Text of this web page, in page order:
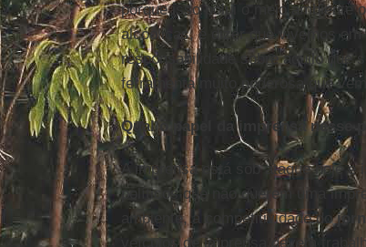
porque isso polui o meio ambiente
alcóolicas, é dizer que vivemos
responsabilidade sobre aquilo que
ferramenta muito poderosa que
Qual o papel da imprensa nesse
A imprensa está sob ataque hoje e
políticos que não querem uma
ambiente, a competitividade do
veículos de imprensa devem